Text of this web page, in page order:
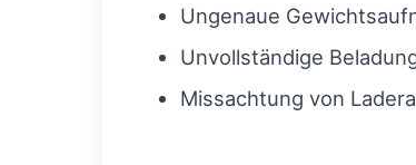
Ungenaue
Unvollständige
Missachtung von